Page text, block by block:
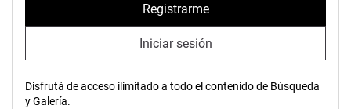
Registrarme
Iniciar sesión
Disfrutá de acceso ilimitado a todo el contenido de Búsqueda
y Galería.